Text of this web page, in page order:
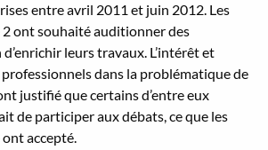
entre avril 2011 et juin 2012. Les
ont souhaité auditionner des
leurs travaux. L’intérêt et
professionnels dans la problématique de
justifié que certains d’entre eux
de participer aux débats, ce que les
accepté.